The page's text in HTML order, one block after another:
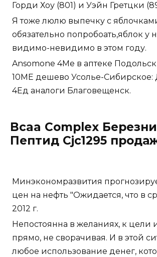
Горди Хоу (801) и Уэйн Гретцки
Я тоже люлю выпечку с
обязательно попробоать,яблок у
видимо-невидимо в этом году.
Ansomone 4Me в аптеке Подольск
10ME дешево Усолье-
4Ед аналоги Благовещенск.
Bcaa Complex
Пептид Cjc1295
Минэкономразвития
цен на нефть "Ожидается, что в
2012 г.
Непостоянна в желаниях, к цели
прямо, не сворачивая. И в этой
любое использование денег,